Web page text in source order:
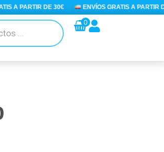
A PARTIR DE 30€ ENVÍOS GRATIS A PARTIR DE
0